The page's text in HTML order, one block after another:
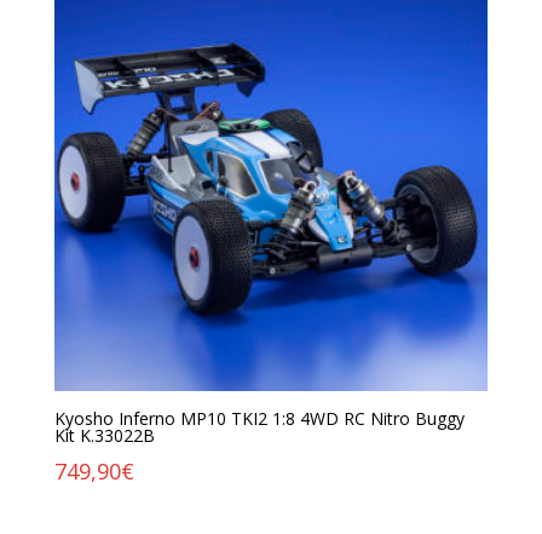
Kyosho Inferno MP10 TKI2 1:8 4WD RC Nitro Buggy
Kit K.33022B
749,90€